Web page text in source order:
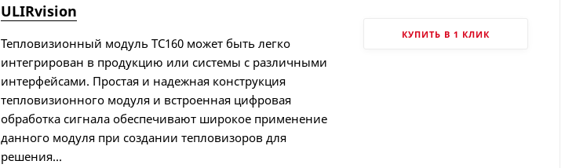
ULIRvision
Тепловизионный модуль TC160 может быть легко
интегрирован в продукцию или системы с различными
интерфейсами. Простая и надежная конструкция
тепловизионного модуля и встроенная цифровая
обработка сигнала обеспечивают широкое применение
данного модуля при создании тепловизоров для
решения...
КУПИТЬ В 1 КЛИК